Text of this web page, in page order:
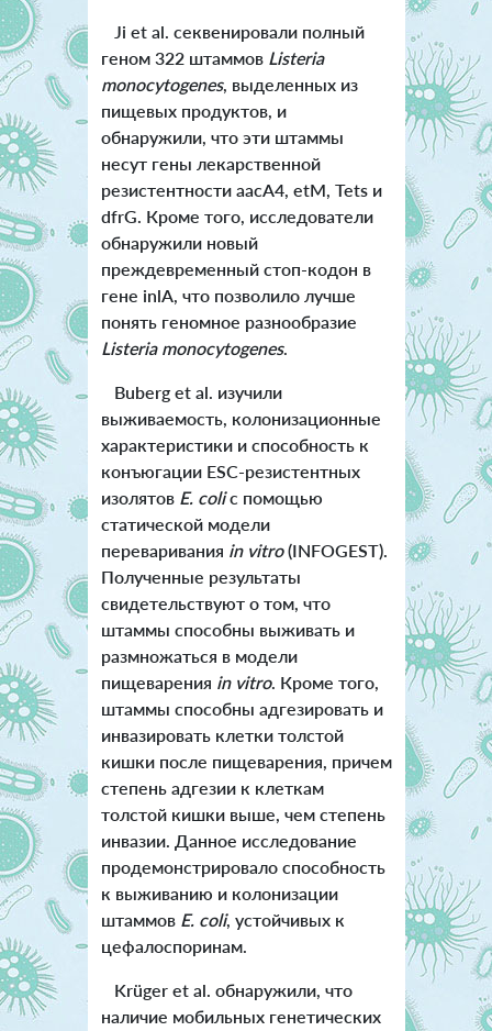
Ji et al. секвенировали полный
геном 322 штаммов Listeria
monocytogenes, выделенных из
пищевых продуктов, и
обнаружили, что эти штаммы
несут гены лекарственной
резистентности aacA4, etM, Tets и
dfrG. Кроме того, исследователи
обнаружили новый
преждевременный стоп-кодон в
гене inlA, что позволило лучше
понять геномное разнообразие
Listeria monocytogenes.
Buberg et al. изучили
выживаемость, колонизационные
характеристики и способность к
конъюгации ESC-резистентных
изолятов E. coliс помощью
статической модели
переваривания in vitro(INFOGEST).
Полученные результаты
свидетельствуют о том, что
штаммы способны выживать и
размножаться в модели
пищеварения in vitro. Кроме того,
штаммы способны адгезировать и
инвазировать клетки толстой
кишки после пищеварения, причем
степень адгезии к клеткам
толстой кишки выше, чем степень
инвазии. Данное исследование
продемонстрировало способность
к выживанию и колонизации
штаммов E. coli, устойчивых к
цефалоспоринам.
Krüger et al. обнаружили, что
наличие мобильных генетических